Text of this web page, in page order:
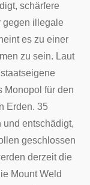
schärfere
gegen illegale
es zu einer
zu sein. Laut
Monopol für den
Erden. 35
und entschädigt,
geschlossen
derzeit die
Mount Weld